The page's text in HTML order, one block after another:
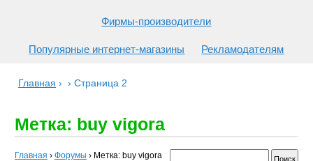
Фирмы-производители
Популярные интернет-магазины Рекламодателям
Главная › › Страница 2
Метка: buy vigora
Главная › Форумы › Метка: buy vigora